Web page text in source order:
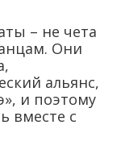
– не чета
Они
альянс,
и поэтому
вместе с